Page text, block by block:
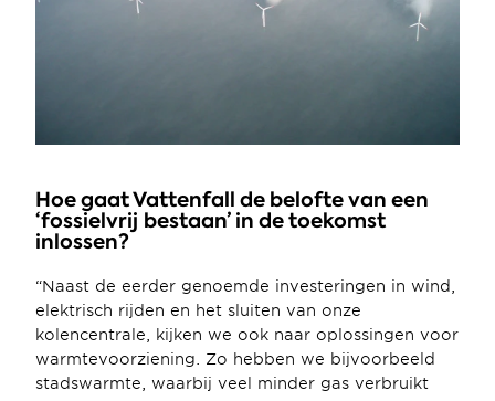
Hoe gaat Vattenfall de belofte van een
‘fossielvrij bestaan’ in de toekomst
inlossen?
“Naast de eerder genoemde investeringen in wind,
elektrisch rijden en het sluiten van onze
kolencentrale, kijken we ook naar oplossingen voor
warmtevoorziening. Zo hebben we bijvoorbeeld
stadswarmte, waarbij veel minder gas verbruikt